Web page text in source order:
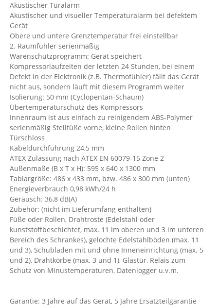
Akustischer Türalarm
Akustischer und visueller Temperaturalarm bei defektem
Gerät
Obere und untere Grenztemperatur frei einstellbar
2. Raumfühler serienmäßig
Warenschutzprogramm: Gerät speichert
Kompressorlaufzeiten der letzten 24 Stunden, bei einem
Defekt in der Elektronik (z.B. Thermofühler) fällt das Gerät
nicht aus, sondern läuft mit diesem Programm weiter
Isolierung: 50 mm (Cyclopentan-Schaum)
Übertemperaturschutz des Kompressors
Innenraum ist aus einfach zu reinigendem ABS-Polymer
serienmäßig Stellfüße vorne, kleine Rollen hinten
Türschloss
Kabeldurchführung 24,5 mm
ATEX Zulassung nach ATEX EN 60079-15 Zone 2
Außenmaße (B x T x H): 595 x 640 x 1300 mm
Tablargröße: 486 x 433 mm, bzw. 486 x 300 mm (unten)
Energieverbrauch 0,98 kWh/24 h
Geräusch: 36,8 dB(A)
Zubehör: (nicht im Lieferumfang enthalten)
Füße oder Rollen, Drahtroste (Edelstahl oder
kunststoffbeschichtet, max. 11 im oberen und 3 im unteren
Bereich des Schrankes), gelochte Edelstahlböden (max. 11
und 3), Schubladen mit und ohne Inneneinrichtung (max. 5
und 2), Drahtkörbe (max. 3 und 1), Glastür, Relais zum
Schutz von Minustemperaturen, Datenlogger u.v.m.
Garantie: 3 Jahre auf das Gerät, 5 Jahre Ersatzteilgarantie